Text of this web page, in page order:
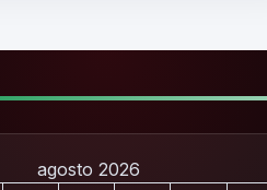
agosto 2026